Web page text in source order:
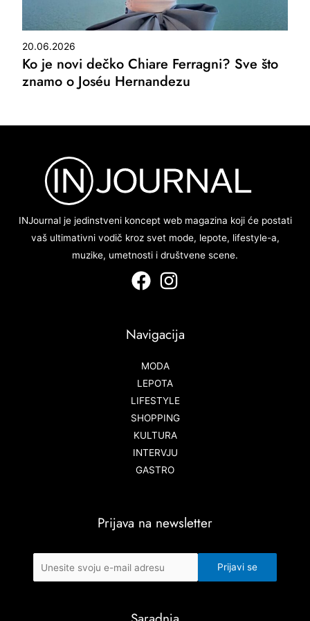
20.06.2026
Ko je novi dečko Chiare Ferragni? Sve što
znamo o Joséu Hernandezu
INJournal je jedinstveni koncept web magazina koji će postati
vaš ultimativni vodič kroz svet mode, lepote, lifestyle-a,
muzike, umetnosti i društvene scene.
Navigacija
MODA
LEPOTA
LIFESTYLE
SHOPPING
KULTURA
INTERVJU
GASTRO
Prijava na newsletter